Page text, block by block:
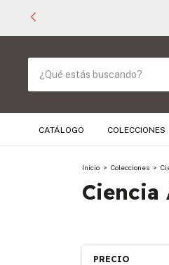
CATÁLOGO COLECCIONES
Inicio > Colecciones >
Ciencia
PRECIO